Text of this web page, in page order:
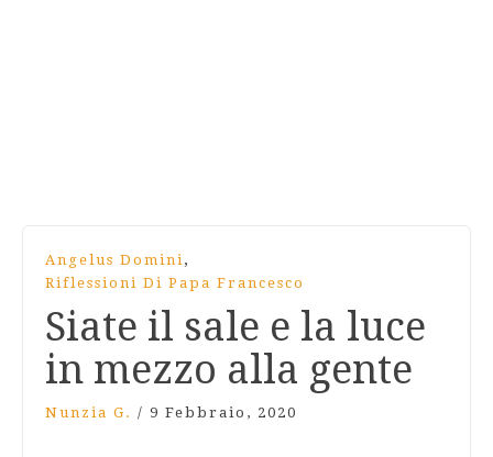
Angelus Domini,
Riflessioni Di Papa Francesco
Siate il sale e la luce
in mezzo alla gente
Nunzia G. / 9 Febbraio, 2020